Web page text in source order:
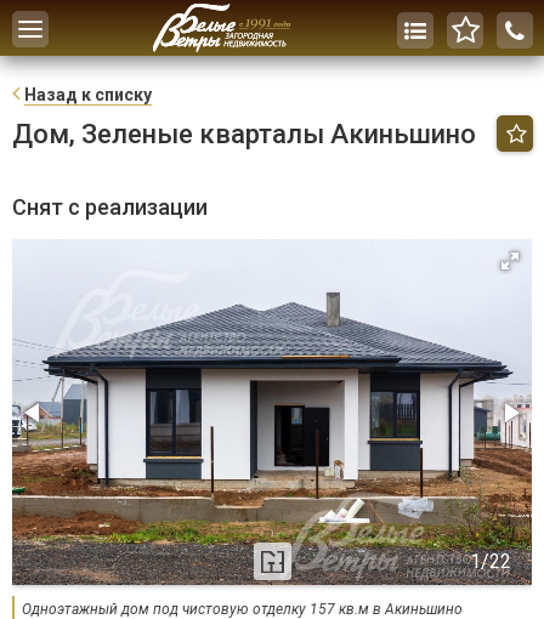
Toggle
navigation
Назад к списку
Дом, Зеленые кварталы Акиньшино
Снят с реализации
Одноэтажный дом под чистовую отделку 157 кв.м в Акиньшино